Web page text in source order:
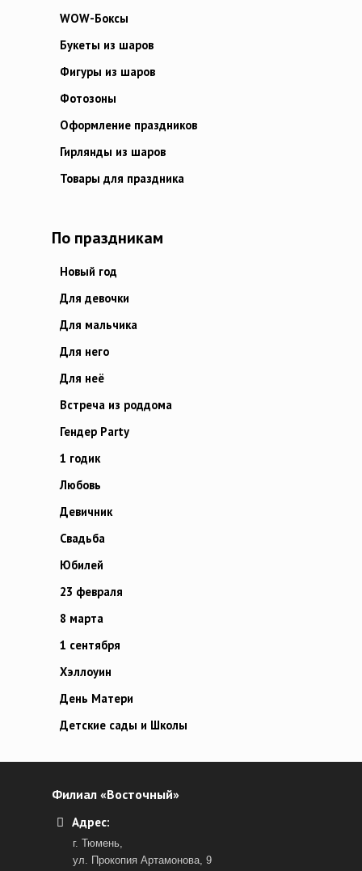
WOW-Боксы
Букеты из шаров
Фигуры из шаров
Фотозоны
Оформление праздников
Гирлянды из шаров
Товары для праздника
По праздникам
Новый год
Для девочки
Для мальчика
Для него
Для неё
Встреча из роддома
Гендер Party
1 годик
Любовь
Девичник
Свадьба
Юбилей
23 февраля
8 марта
1 сентября
Хэллоуин
День Матери
Детские сады и Школы
Филиал «Восточный»
Адрес:
г. Тюмень,
ул. Прокопия Артамонова, 9